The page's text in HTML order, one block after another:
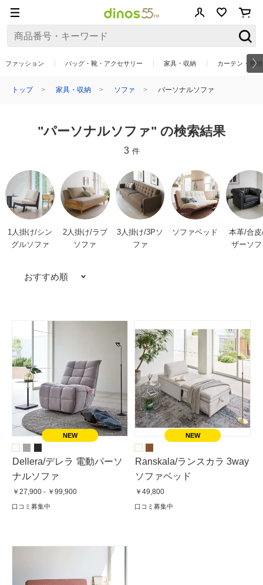
ファッション バッグ・靴・アクセサリー 家具・収納 カーテン・敷
トップ 家具・収納 ソファ パーソナルソファ
"パーソナルソファ" の検索結果
3 件
1人掛け/シン
グルソファ
2人掛け/ラブ
ソファ
3人掛け/3Pソ
ファ
ソファベッド
本革/合
ザーソ
おすすめ順
Dellera/デレラ 電動パーソ
ナルソファ
￥27,900 - ￥99,900
口コミ募集中
Ranskala/ランスカラ 3way
ソファベッド
￥49,800
口コミ募集中